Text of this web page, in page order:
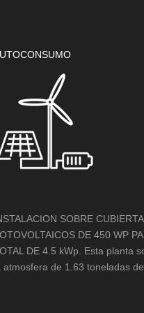
SOBRE
DE 450 WP
DE 4.5 kWp. Esta planta
atmosfera de 1.63 toneladas de